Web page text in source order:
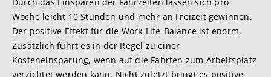
Woche leicht 10 Stunden und mehr an Freizeit gewinnen.
Der positive Effekt für die Work-Life-Balance ist enorm.
Zusätzlich führt es in der Regel zu einer
Kosteneinsparung, wenn auf die Fahrten zum Arbeitsplatz
verzichtet werden kann. Nicht zuletzt bringt es positive